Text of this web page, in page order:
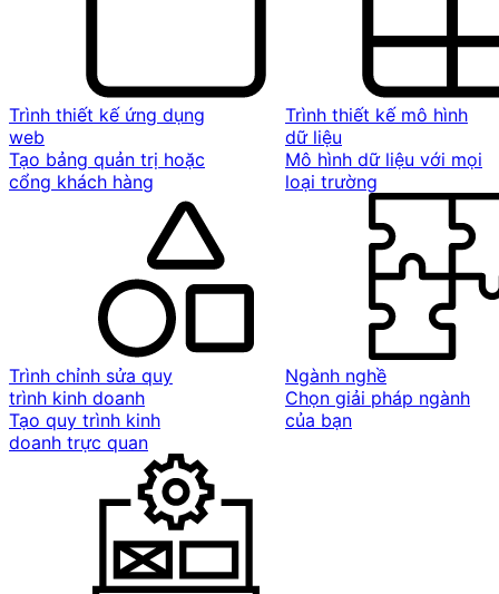
Trình thiết kế ứng dụng
web
Tạo bảng quản trị hoặc
cổng khách hàng
Trình thiết kế mô hình
dữ liệu
Mô hình dữ liệu với mọi
loại trường
Trình chỉnh sửa quy
trình kinh doanh
Tạo quy trình kinh
doanh trực quan
Ngành nghề
Chọn giải pháp ngành
của bạn